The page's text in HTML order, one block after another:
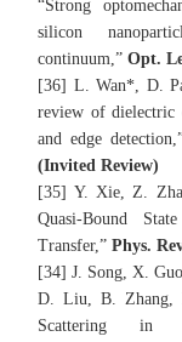
“Strong
silicon
continuum,”Opt.
[36] L. Wan*, D.
review of dielectric
and edge
(Invited Review)
[35] Y. Xie, Z.
Quasi-Bound
Transfer,”Phys.
[34] J. Song, X.
D. Liu, B. Zhang,
Scattering in